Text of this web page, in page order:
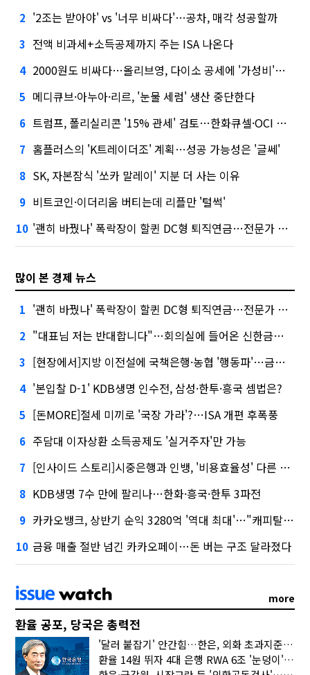
2 '2조는 받아야' vs '너무 비싸다'…공차, 매각 성공할까
3 전액 비과세+소득공제까지 주는 ISA 나온다
4 2000원도 비싸다…올리브영, 다이소 공세에 '가성비'로 맞불
5 메디큐브·아누아·리르, '눈물 세럼' 생산 중단한다
6 트럼프, 폴리실리콘 '15% 관세' 검토…한화큐셀·OCI 영향은?
7 홈플러스의 'K트레이더조' 계획…성공 가능성은 '글쎄'
8 SK, 자본잠식 '쏘카 말레이' 지분 더 사는 이유
9 비트코인·이더리움 버티는데 리플만 '털썩'
10 '괜히 바꿨나' 폭락장이 할퀸 DC형 퇴직연금…전문가 조언은
많이 본 경제 뉴스
1 '괜히 바꿨나' 폭락장이 할퀸 DC형 퇴직연금…전문가 조언은
2 "대표님 저는 반대합니다"…회의실에 들어온 신한금융 AI
3 [현장에서]지방 이전설에 국책은행·농협 '행동파'…금감원 '신중모드'
4 '본입찰 D-1' KDB생명 인수전, 삼성·한투·흥국 셈법은?
5 [돈MORE]절세 미끼로 '국장 가라'?…ISA 개편 후폭풍
6 주담대 이자상환 소득공제도 '실거주자'만 가능
7 [인사이드 스토리]시중은행과 인뱅, '비용효율성' 다른 잣대 왜?
8 KDB생명 7수 만에 팔리나…한화·흥국·한투 3파전
9 카카오뱅크, 상반기 순익 3280억 '역대 최대'…"캐피탈, 자산 1조원 이상"
10 금융 매출 절반 넘긴 카카오페이…돈 버는 구조 달라졌다
more
환율 공포, 당국은 총력전
'달러 붙잡기' 안간힘…한은, 외화 초과지준에 이자 6개월 더
환율 14원 뛰자 4대 은행 RWA 6조 '눈덩이'…2배 뛴 2분기는?